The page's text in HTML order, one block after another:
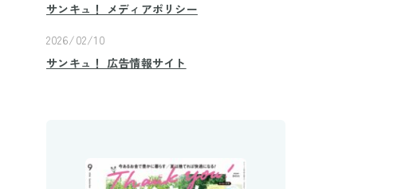
サンキュ！ メディアポリシー
2026/02/10
サンキュ！ 広告情報サイト